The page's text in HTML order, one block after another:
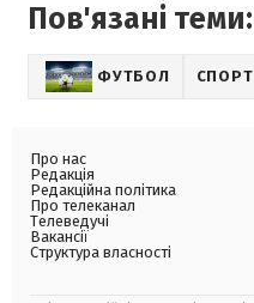
Пов'язані теми:
ФУТБОЛ СПОРТ
Про нас
Редакція
Редакційна політика
Про телеканал
Телеведучі
Вакансії
Структура власності